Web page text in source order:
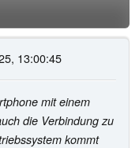
13:00:45
mit einem
die Verbindung zu
kommt